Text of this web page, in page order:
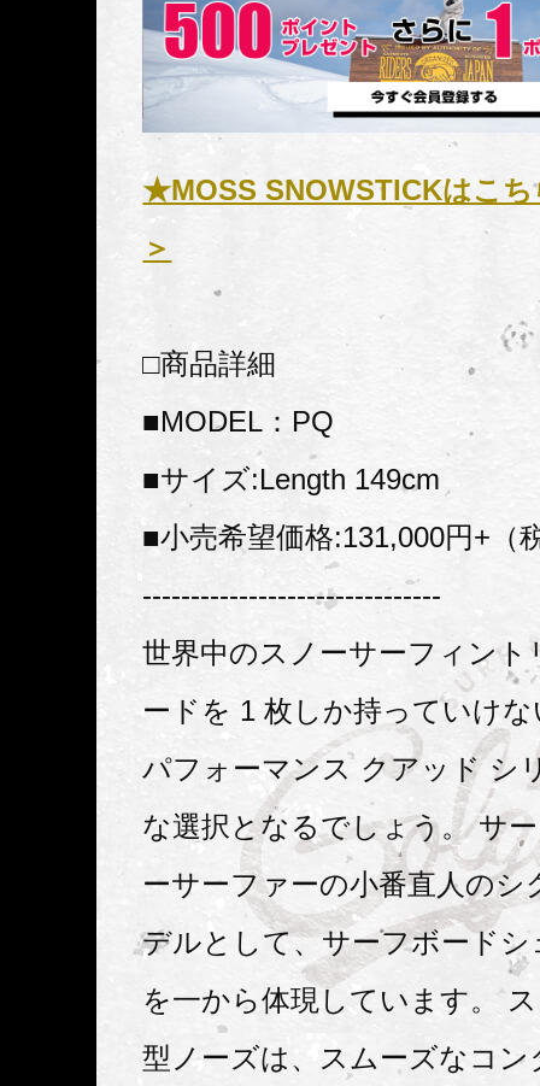
★MOSS SNOWSTICKはこ
＞
□商品詳細
■MODEL：PQ
■サイズ:Length 149cm
■小売希望価格:131,000円+（
-------------------------------
世界中のスノーサーフィン
ードを 1 枚しか持っていけ
パフォーマンス クアッド シ
な選択となるでしょう。 サ
ーサーファーの小番直人のシ
デルとして、サーフボード
を一から体現しています。
型ノーズは、スムーズなコン